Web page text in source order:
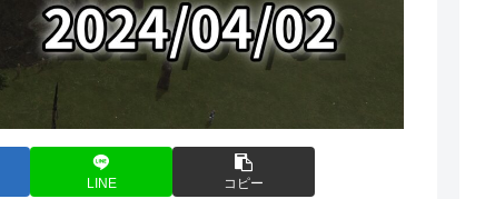
LINE コピー